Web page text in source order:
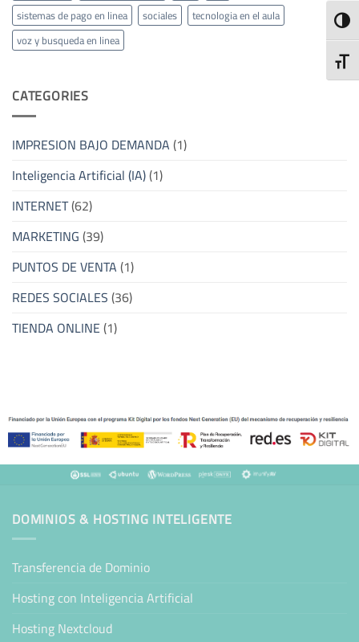
sistemas de pago en linea
sociales
tecnologia en el aula
voz y busqueda en linea
CATEGORIES
IMPRESION BAJO DEMANDA(1)
Inteligencia Artificial (IA)(1)
INTERNET(62)
MARKETING(39)
PUNTOS DE VENTA(1)
REDES SOCIALES(36)
TIENDA ONLINE(1)
DOMINIOS & HOSTING INTELIGENTE
Transferencia de Dominio
Hosting con Inteligencia Artificial
Hosting Nextcloud